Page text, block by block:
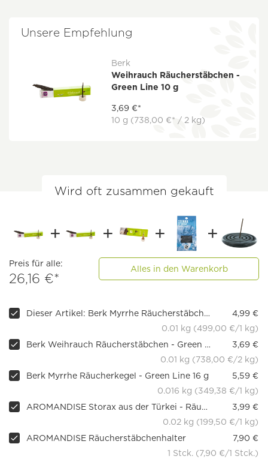
Unsere Empfehlung
Berk
Weihrauch Räucherstäbchen -
Green Line 10 g
3,69 €*
10 g (738,00 €* / 2 kg)
Wird oft zusammen gekauft
Preis für alle:
26,16 €*
Alles in den Warenkorb
Dieser Artikel: Berk Myrrhe Räucherstäbchen - Green Line 10 g
4,99 €
0.01 kg (499,00 €/1 kg)
Berk Weihrauch Räucherstäbchen - Green Line 10 g
3,69 €
0.01 kg (738,00 €/2 kg)
Berk Myrrhe Räucherkegel - Green Line 16 g
5,59 €
0.016 kg (349,38 €/1 kg)
AROMANDISE Storax aus der Türkei - Räucherharz
3,99 €
0.02 kg (199,50 €/1 kg)
AROMANDISE Räucherstäbchenhalter
7,90 €
1 Stck. (7,90 €/1 Stck.)